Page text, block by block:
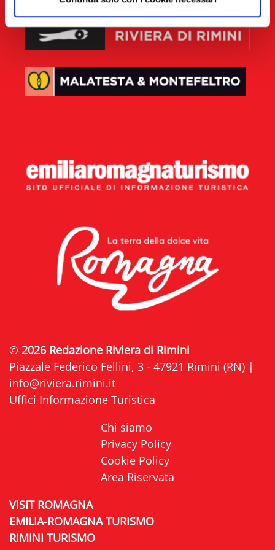
© 2026 Redazione Riviera di Rimini
Piazzale Federico Fellini, 3 - 47921 Rimini (RN) |
info@riviera.rimini.it
Uffici Informazione Turistica
Chi siamo
Privacy Policy
Cookie Policy
Area Riservata
VISIT ROMAGNA
EMILIA-ROMAGNA TURISMO
RIMINI TURISMO